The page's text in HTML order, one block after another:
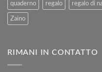
quaderno regalo regalo di
Zaino
RIMANI IN CONTATTO